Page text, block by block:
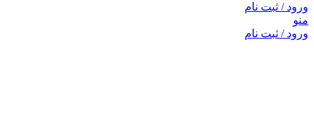
ورود / ثبت نام
منو
ورود / ثبت نام